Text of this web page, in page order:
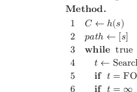
𝐌𝐞𝐭𝐡𝐨𝐝.
1
𝐶 ← ℎ(𝑠)
2
𝑝𝑎𝑡ℎ ← [𝑠]
3
𝐰𝐡𝐢𝐥𝐞 true
4
𝑡 ← Searc
5
𝐢𝐟 𝑡 = FO